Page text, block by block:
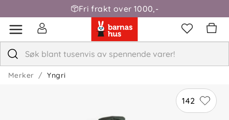
Fri frakt over 1000,-
Merker Yngri
142